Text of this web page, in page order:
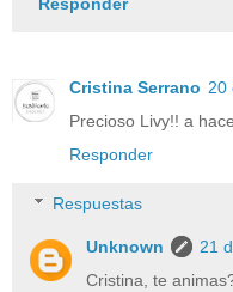
Cristina Serrano 20
Precioso Livy!! a
Responder
Respuestas
Unknown
21
Cristina, te